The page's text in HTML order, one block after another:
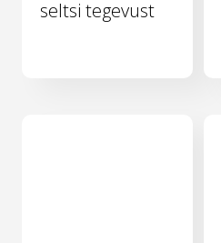
seltsi tegevust